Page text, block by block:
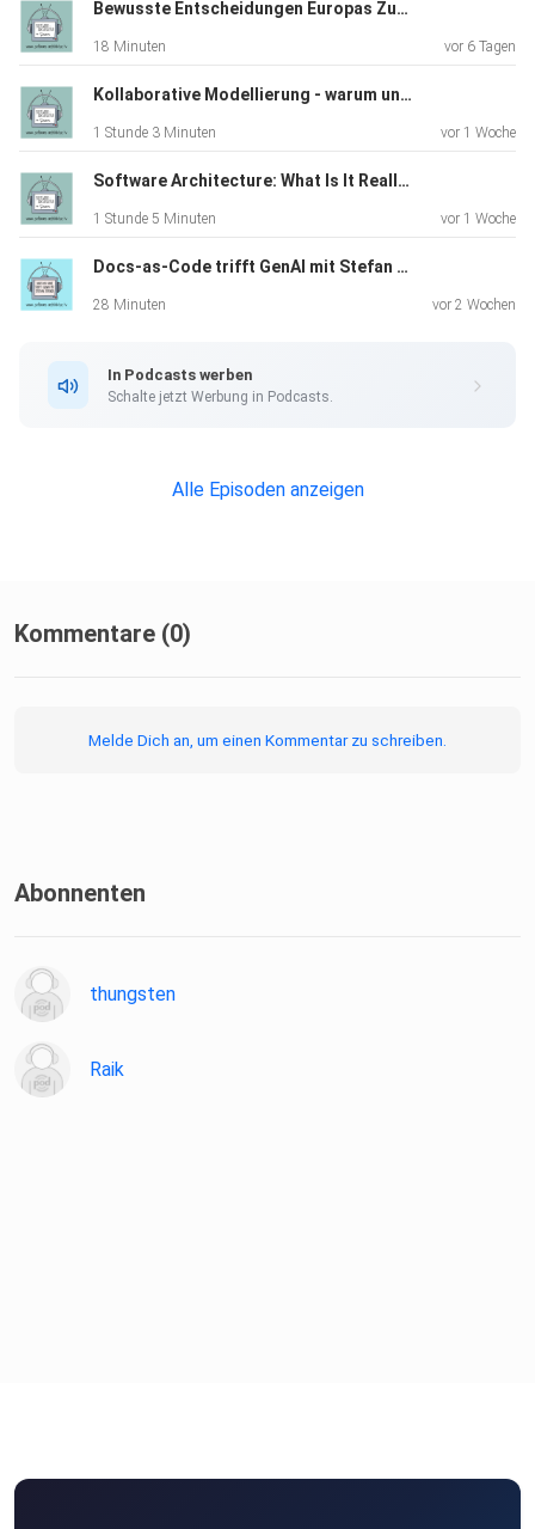
Andreas und Cornelias Vortrag auf der OOP
Bewusste Entscheidungen Europas Zukunft liegt in unseren Händen (TechRiders Summit Special)
18 Minuten vor 6 Tagen
Kollaborative Modellierung - warum und wie funktioniert Event Storming in der Praxis
1 Stunde 3 Minuten vor 1 Woche
Software Architecture: What Is It Really About? A Discussion with James Coplien
1 Stunde 5 Minuten vor 1 Woche
Docs-as-Code trifft GenAI mit Stefan Zörner
28 Minuten vor 2 Wochen
In Podcasts werben
Schalte jetzt Werbung in Podcasts.
Alle Episoden anzeigen
Kommentare (0)
Melde Dich an, um einen Kommentar zu schreiben.
Abonnenten
thungsten
Raik